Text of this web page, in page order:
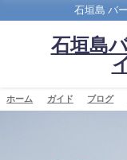
石垣島 バ
石垣島
ホーム ガイド ブログ